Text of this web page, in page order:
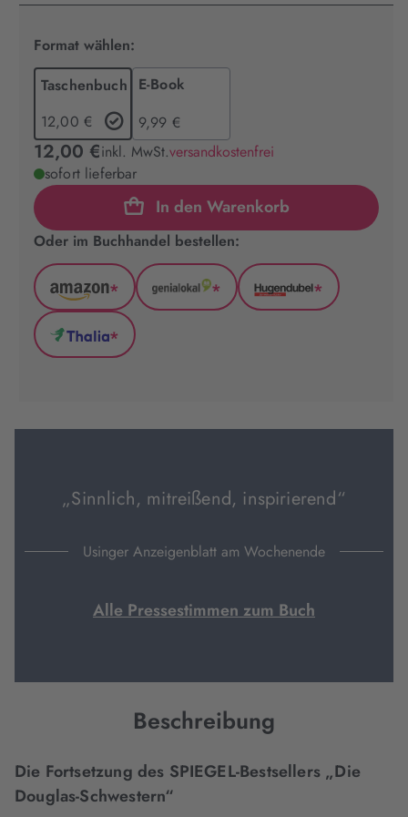
Format wählen:
Taschenbuch
12,00 €
E-Book
9,99 €
12,00 €inkl. MwSt.versandkostenfrei
sofort lieferbar
In den Warenkorb
Oder im Buchhandel bestellen:
Amazon
(wird
in
neuem
*
GenialLokal
*
Hugendubel
*
Thalia
Tab
*
„Sinnlich, mitreißend, inspirierend“
Usinger Anzeigenblatt am Wochenende
Alle Pressestimmen zum Buch
Beschreibung
Die Fortsetzung des SPIEGEL-Bestsellers „Die
Douglas-Schwestern“